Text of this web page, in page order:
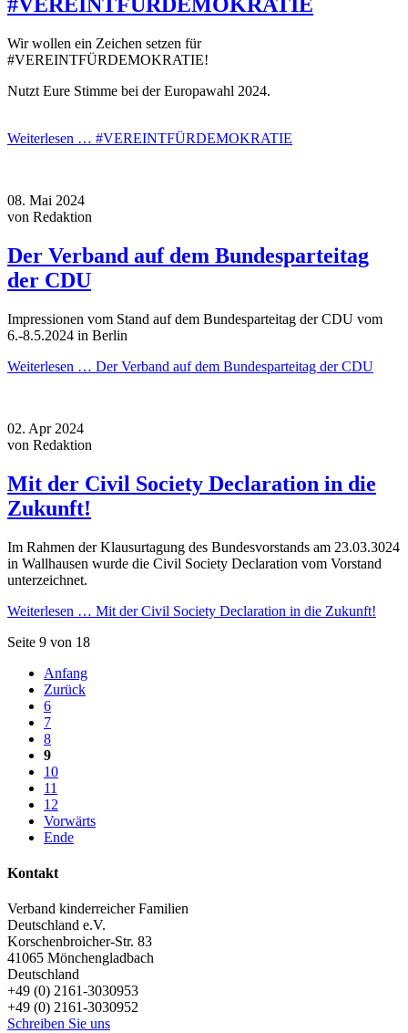
#VEREINTFÜRDEMOKRATIE
Wir wollen ein Zeichen setzen für
#VEREINTFÜRDEMOKRATIE!
Nutzt Eure Stimme bei der Europawahl 2024.
Weiterlesen … #VEREINTFÜRDEMOKRATIE
08. Mai 2024
von Redaktion
Der Verband auf dem Bundesparteitag
der CDU
Impressionen vom Stand auf dem Bundesparteitag der CDU vom
6.-8.5.2024 in Berlin
Weiterlesen … Der Verband auf dem Bundesparteitag der CDU
02. Apr 2024
von Redaktion
Mit der Civil Society Declaration in die
Zukunft!
Im Rahmen der Klausurtagung des Bundesvorstands am 23.03.3024
in Wallhausen wurde die Civil Society Declaration vom Vorstand
unterzeichnet.
Weiterlesen … Mit der Civil Society Declaration in die Zukunft!
Seite 9 von 18
Anfang
Zurück
6
7
8
9
10
11
12
Vorwärts
Ende
Kontakt
Verband kinderreicher Familien
Deutschland e.V.
Korschenbroicher-Str. 83
41065 Mönchengladbach
Deutschland
+49 (0) 2161-3030953
+49 (0) 2161-3030952
Schreiben Sie uns